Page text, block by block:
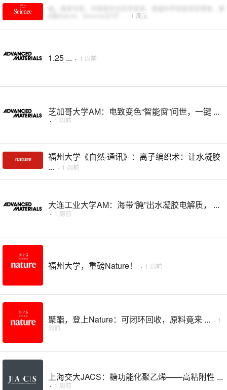
· 1 周前
1.25 ... · 1 周前
芝加哥大学AM：电致变色“智能窗”问世，一键 ...
· 1 周前
福州大学《自然·通讯》：离子编织术：让水凝胶
... · 1 周前
大连工业大学AM：海带“腌”出水凝胶电解质， ...
· 1 周前
福州大学，重磅Nature！ · 1 周前
聚酯，登上Nature：可闭环回收，原料竟来 ... · 1
周前
上海交大JACS：糖功能化聚乙烯——高粘附性 ...
· 1 周前